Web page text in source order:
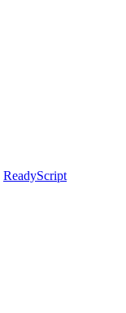
ReadyScript